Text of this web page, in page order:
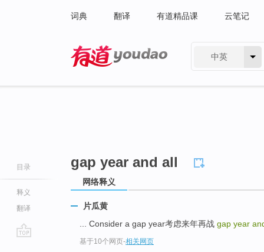
词典 翻译 有道精品课 云笔记
中英
目录
释义
翻译
gap year and all
网络释义
片瓜黄
... Consider a gap year考虑来年再战 gap year
基于10个网页-相关网页